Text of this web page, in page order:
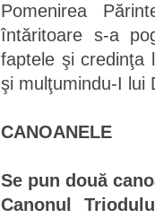
Pomenirea
întăritoare s-a
faptele şi credinţa
şi mulţumindu-I lui
CANOANELE
Se pun două
Canonul